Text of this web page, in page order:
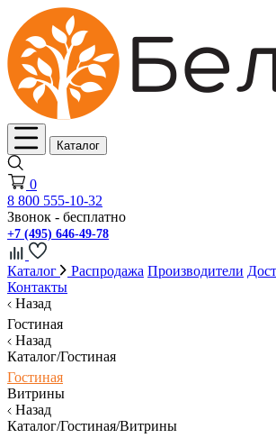
Каталог
0
8 800 555-10-32
Звонок - бесплатно
+7 (495) 646-49-78
Каталог Распродажа Производители
Контакты
Назад
Гостиная
Назад
Каталог/Гостиная
Гостиная
Витрины
Назад
Каталог/Гостиная/Витрины